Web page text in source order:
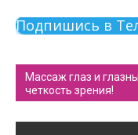
Подпишись в
Массаж глаз и
четкость зрения!